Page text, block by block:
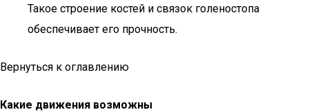
Такое строение костей и связок голеностопа
обеспечивает его прочность.
Вернуться к оглавлению
Какие движения возможны